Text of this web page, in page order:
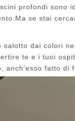
profondi sono
se stai
salotto dai colori
te e i tuoi
anch'esso fatto di